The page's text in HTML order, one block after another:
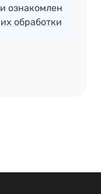
и ознакомлен
обработки